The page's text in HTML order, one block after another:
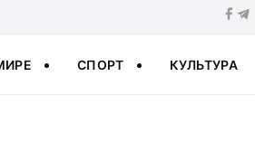
СПОРТ КУЛЬТУРА